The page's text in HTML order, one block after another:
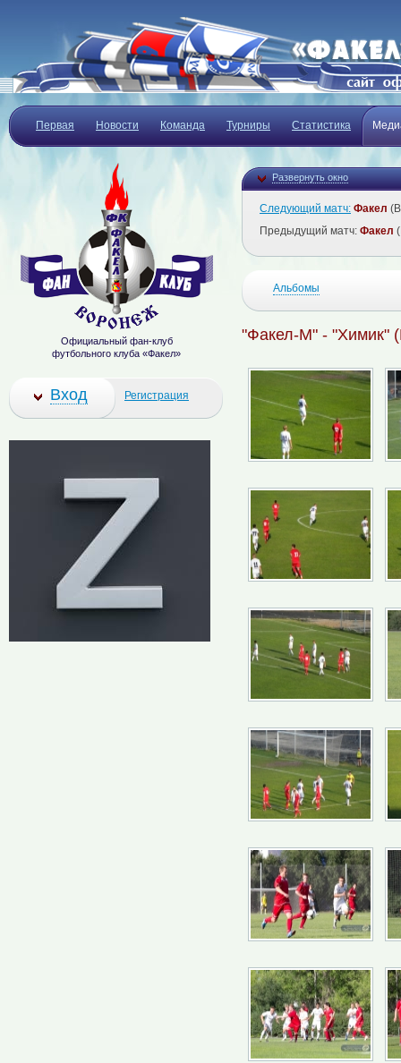
Первая Новости Команда Турниры Статистика
Развернуть окно
Следующий матч: Факел
Предыдущий матч: Факел
Альбомы
"Факел-М" - "Химик"
Официальный фан-клуб
футбольного клуба «Факел»
Вход Регистрация